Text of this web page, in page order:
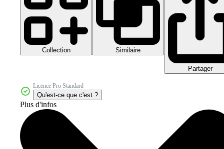
Collection Similaire
Partager
Licence Pro Standard
Qu'est-ce que c'est ?
Plus d'infos